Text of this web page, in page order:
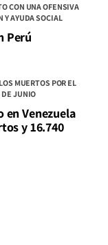
CON UNA OFENSIVA
Y AYUDA SOCIAL
Perú
MUERTOS POR EL
DE JUNIO
Venezuela
y 16.740